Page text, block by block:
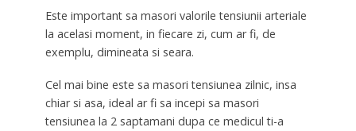
Este important sa masori valorile tensiunii arteriale
la acelasi moment, in fiecare zi, cum ar fi, de
exemplu, dimineata si seara.
Cel mai bine este sa masori tensiunea zilnic, insa
chiar si asa, ideal ar fi sa incepi sa masori
tensiunea la 2 saptamani dupa ce medicul ti-a